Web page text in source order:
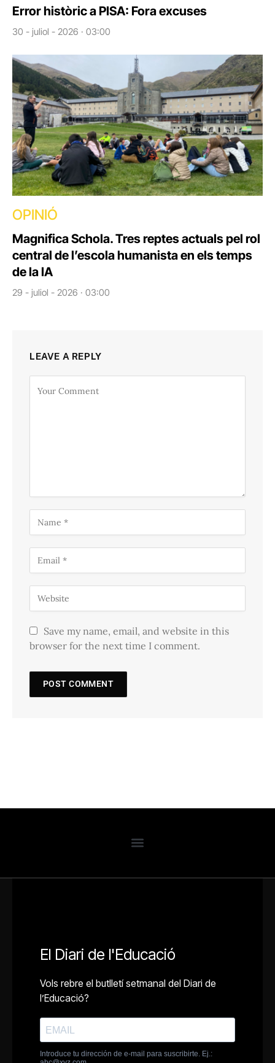
Error històric a PISA: Fora excuses
30 - juliol - 2026 · 03:00
OPINIÓ
Magnifica Schola. Tres reptes actuals pel rol
central de l’escola humanista en els temps
de la IA
29 - juliol - 2026 · 03:00
LEAVE A REPLY
Save my name, email, and website in this
browser for the next time I comment.